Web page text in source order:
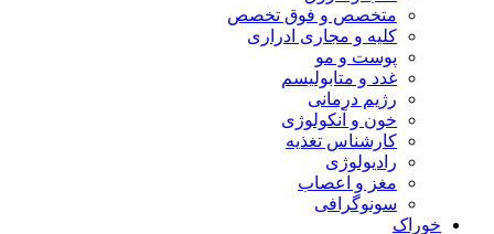
متخصص و فوق تخصص
کلیه و مجاری ادراری
پوست و مو
غدد و متابولیسم
رژیم درمانی
خون و آنکولوژی
کارشناس تغذیه
رادیولوژی
مغز و اعصاب
سونوگرافی
خوراک